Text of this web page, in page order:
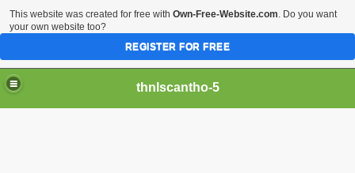
thnlscantho-5
This website was created for free with Own-Free-Website.com. Do you want
your own website too?
REGISTER FOR FREE